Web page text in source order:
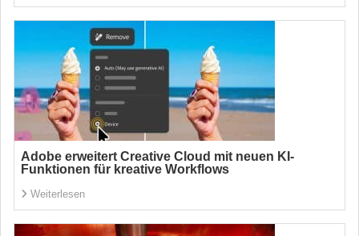
Adobe erweitert Creative Cloud mit neuen KI-
Funktionen für kreative Workflows
Weiterlesen